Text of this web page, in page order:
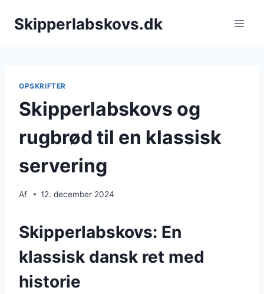
Skipperlabskovs.dk
OPSKRIFTER
Skipperlabskovs og
rugbrød til en klassisk
servering
Af 12. december 2024
Skipperlabskovs: En
klassisk dansk ret med
historie